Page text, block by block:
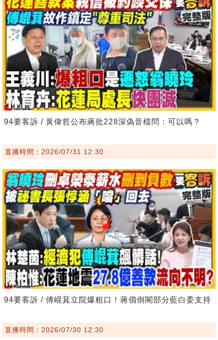
94要客訴 / 黃偉哲公布蔣批228深偽音檔問：可以嗎？
直播時間：2026/07/31 12:30
94要客訴 / 傅崐萁立院爆粗口！蔣倡倒閣部分藍白委支持
直播時間：2026/07/30 12:30